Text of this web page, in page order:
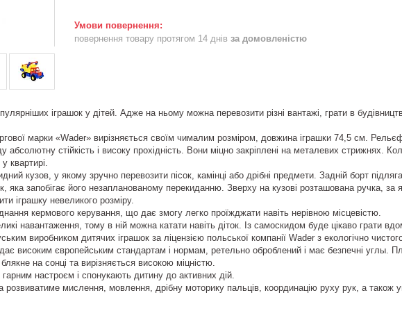
повернення товару протягом 14 днів за домовленістю
іграшок у дітей. Адже на ньому можна перевозити різні вантажі, грати в
марки «Wader» вирізняється своїм чималим розміром, довжина іграшки 74,5 см.
абсолютну стійкість і високу прохідність. Вони міцно закріплені на металевих стрижнях.
квартирі.
кузов, у якому зручно перевозити пісок, камінці або дрібні предмети. Задній борт
яка запобігає його незапланованому перекиданню. Зверху на кузові розташована ручка, за
іграшку невеликого розміру.
кермового керування, що дає змогу легко проїжджати навіть нерівною місцевістю.
навантаження, тому в ній можна катати навіть діток. Із самоскидом буде цікаво грати
виробником дитячих іграшок за ліцензією польської компанії Wader з екологічно
високим європейським стандартам і нормам, ретельно оброблений і має безпечні углы.
на сонці та вирізняється високою міцністю.
настроєм і спонукають дитину до активних дій.
мислення, мовлення, дрібну моторику пальців, координацію руху рук, а також